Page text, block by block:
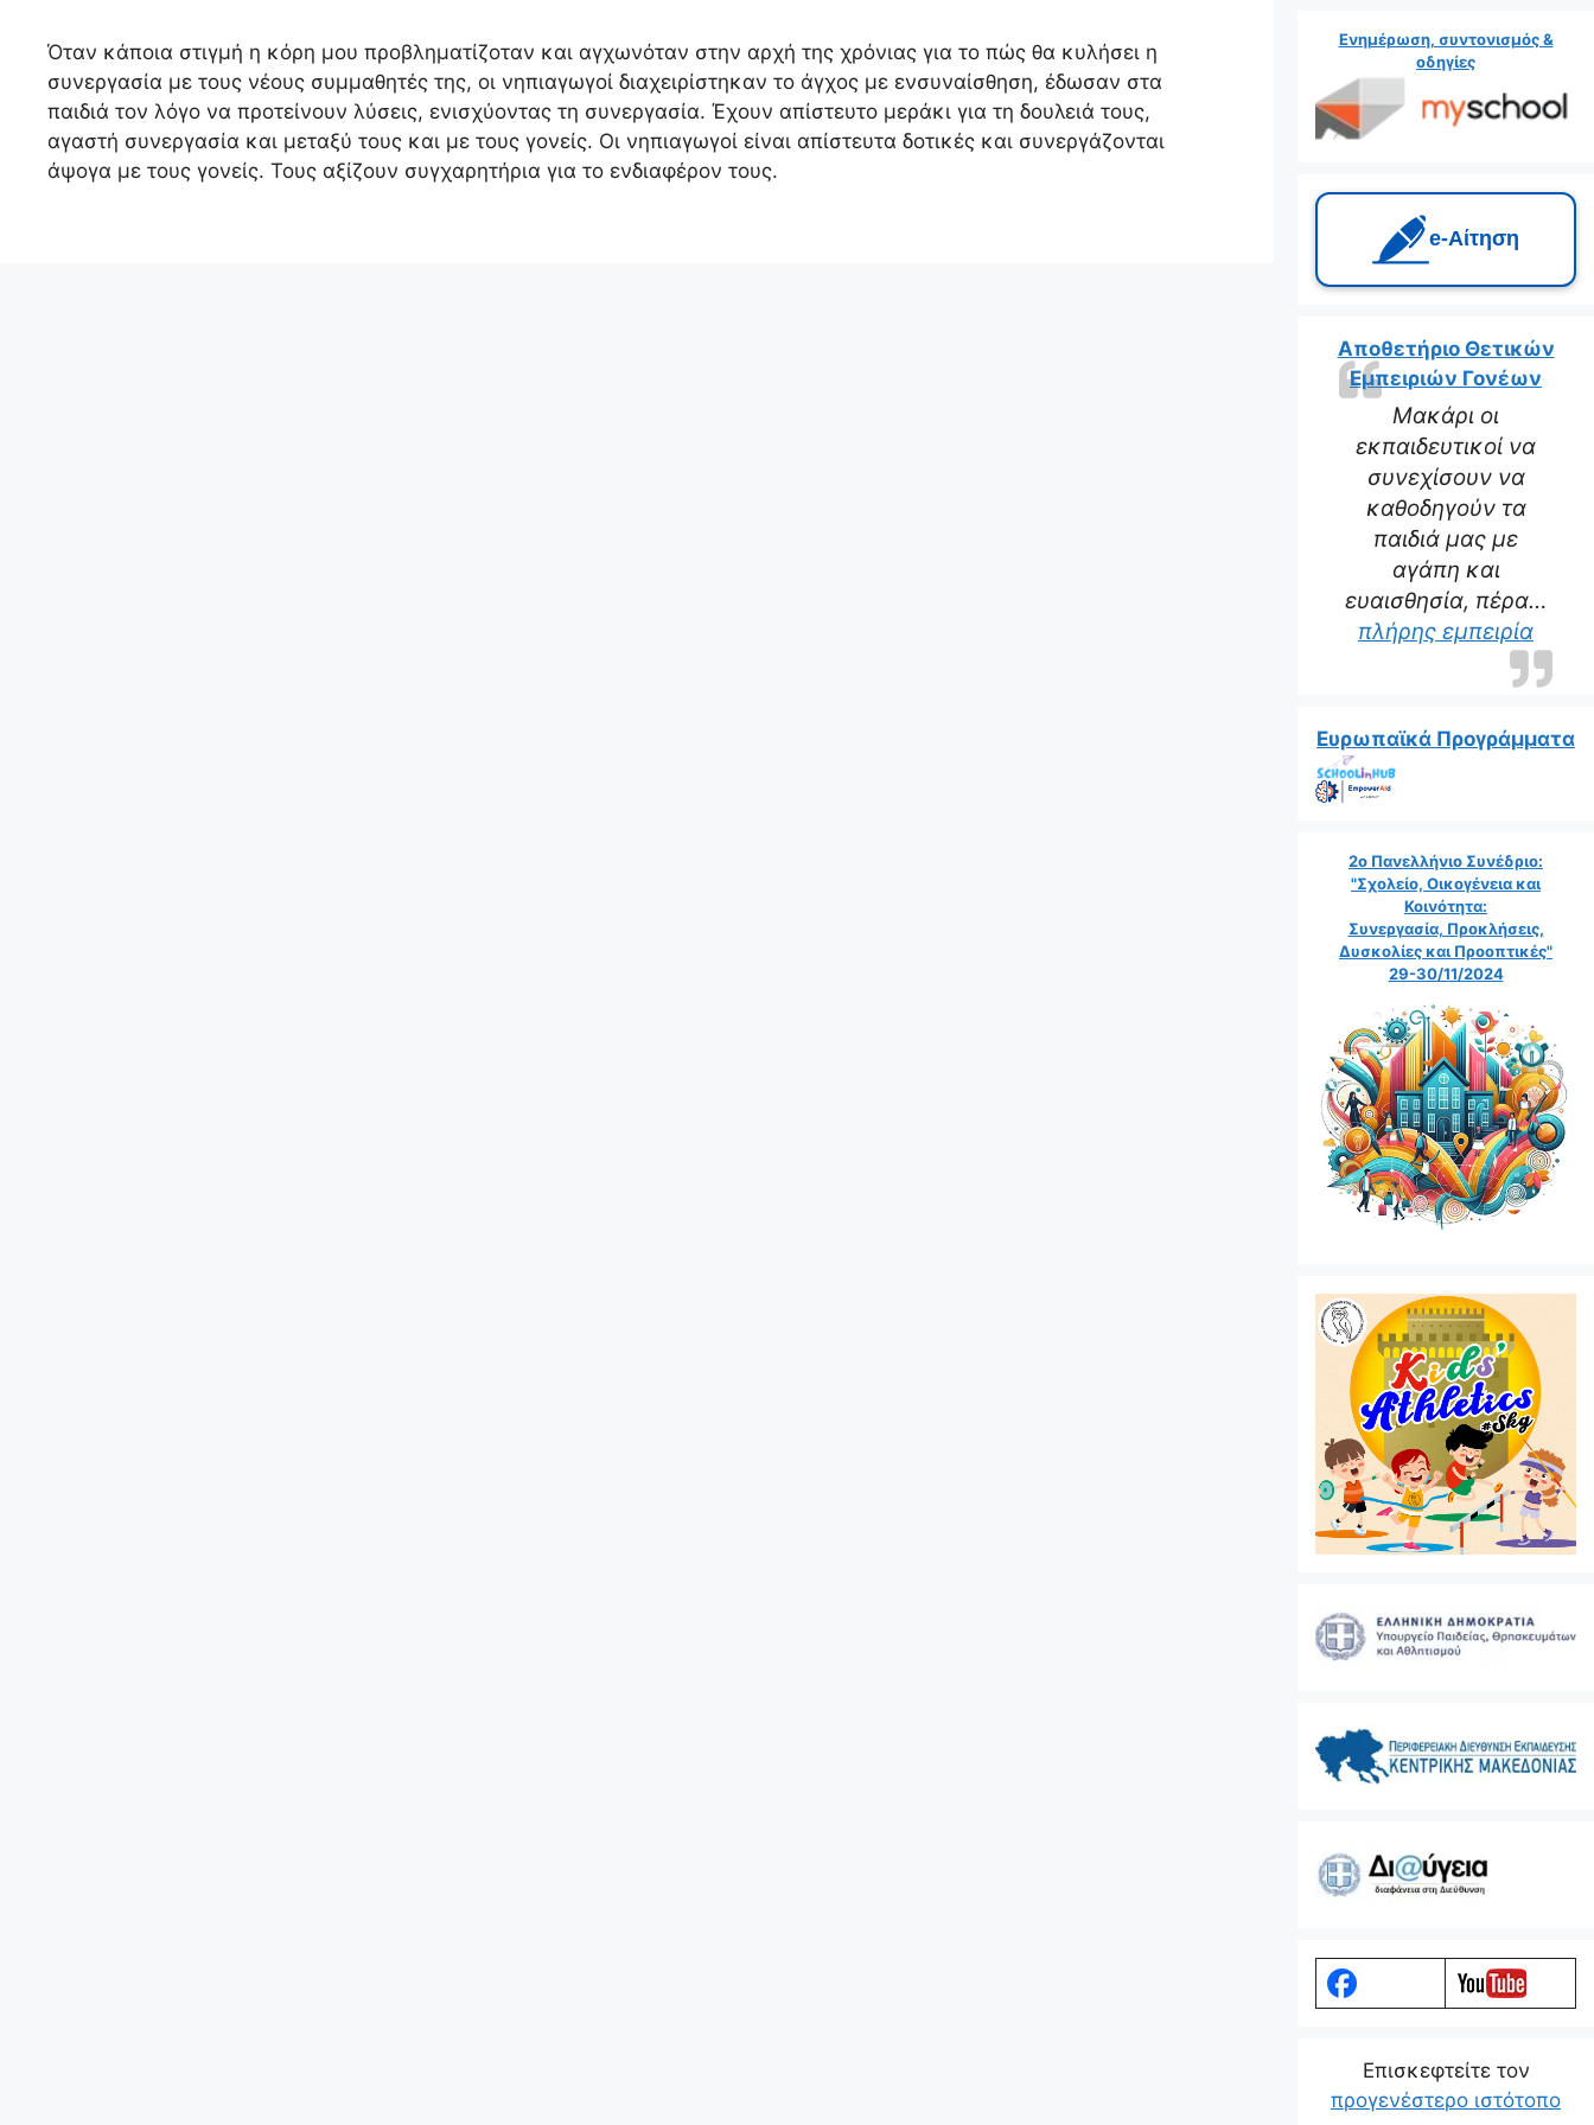
Όταν κάποια στιγμή η κόρη μου προβληματίζοταν και αγχωνόταν στην αρχή της χρόνιας για το πώς θα κυλήσει η
συνεργασία με τους νέους συμμαθητές της, οι νηπιαγωγοί διαχειρίστηκαν το άγχος με ενσυναίσθηση, έδωσαν στα
παιδιά τον λόγο να προτείνουν λύσεις, ενισχύοντας τη συνεργασία. Έχουν απίστευτο μεράκι για τη δουλειά τους,
αγαστή συνεργασία και μεταξύ τους και με τους γονείς. Οι νηπιαγωγοί είναι απίστευτα δοτικές και συνεργάζονται
άψογα με τους γονείς. Τους αξίζουν συγχαρητήρια για το ενδιαφέρον τους.
Ενημέρωση, συντονισμός &
οδηγίες
e‑Αίτηση
Μακάρι οι
εκπαιδευτικοί να
συνεχίσουν να
καθοδηγούν τα
παιδιά μας με
αγάπη και
ευαισθησία, πέρα…
πλήρης εμπειρία“Η
Αποθετήριο Θετικών
Εμπειριών Γονέων
Ευρωπαϊκά Προγράμματα
2ο Πανελλήνιο Συνέδριο:
"Σχολείο, Οικογένεια και
Κοινότητα:
Συνεργασία, Προκλήσεις,
Δυσκολίες και Προοπτικές"
29-30/11/2024
Eπισκεφτείτε τον
προγενέστερο ιστότοπο